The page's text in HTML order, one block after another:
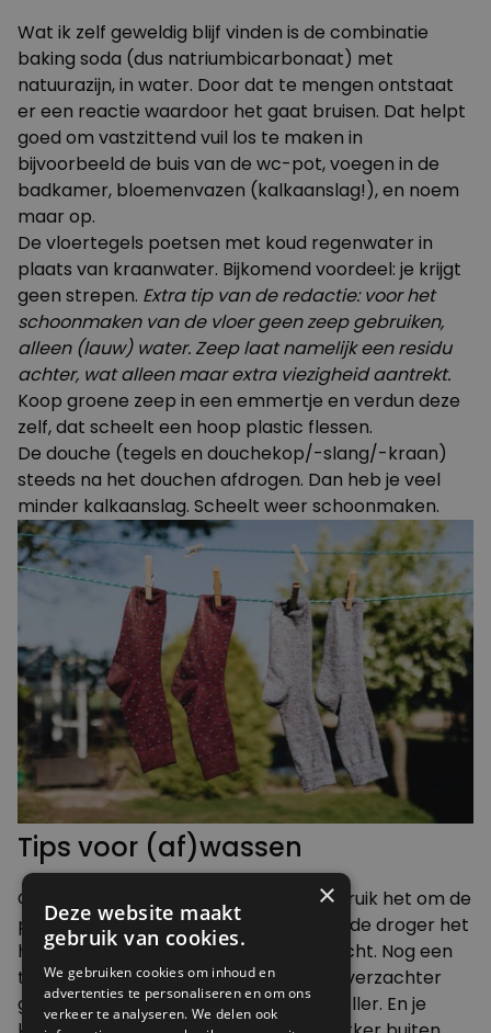
Wat ik zelf geweldig blijf vinden is de combinatie
baking soda (dus natriumbicarbonaat) met
natuurazijn, in water. Door dat te mengen ontstaat
er een reactie waardoor het gaat bruisen. Dat helpt
goed om vastzittend vuil los te maken in
bijvoorbeeld de buis van de wc-pot, voegen in de
badkamer, bloemenvazen (kalkaanslag!), en noem
maar op.
De vloertegels poetsen met koud regenwater in
plaats van kraanwater. Bijkomend voordeel: je krijgt
geen strepen. Extra tip van de redactie: voor het
schoonmaken van de vloer geen zeep gebruiken,
alleen (lauw) water. Zeep laat namelijk een residu
achter, wat alleen maar extra viezigheid aantrekt.
Koop groene zeep in een emmertje en verdun deze
zelf, dat scheelt een hoop plastic flessen.
De douche (tegels en douchekop/-slang/-kraan)
steeds na het douchen afdrogen. Dan heb je veel
minder kalkaanslag. Scheelt weer schoonmaken.
Tips voor (af)wassen
Overgebleven water in de droger: gebruik het om de
planten water te geven. Of beter nog: de droger het
huis uit en je was drogen in de buitenlucht. Nog een
tip van deze lezer: helemaal geen wasverzachter
gebruiken, daarvan slijt je wasgoed sneller. En je
×
Deze website maakt
gebruik van cookies.
We gebruiken cookies om inhoud en
advertenties te personaliseren en om ons
verkeer te analyseren. We delen ook